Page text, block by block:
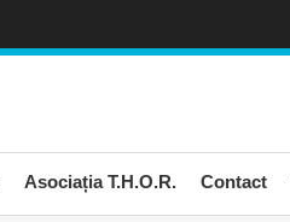
Asociația T.H.O.R. Contact